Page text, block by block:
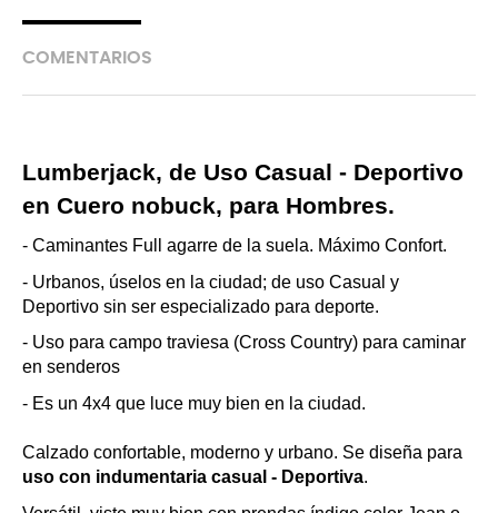
COMENTARIOS
Lumberjack, de Uso Casual - Deportivo
en Cuero nobuck, para Hombres.
- Caminantes Full agarre de la suela. Máximo Confort.
- Urbanos, úselos en la ciudad; de uso Casual y
Deportivo sin ser especializado para deporte.
- Uso para campo traviesa (Cross Country) para caminar
en senderos
- Es un 4x4 que luce muy bien en la ciudad.
uso con indumentaria casual - Deportiva.